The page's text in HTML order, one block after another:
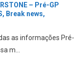
– Pré-GP
Break news,
as informações Pré-
m...